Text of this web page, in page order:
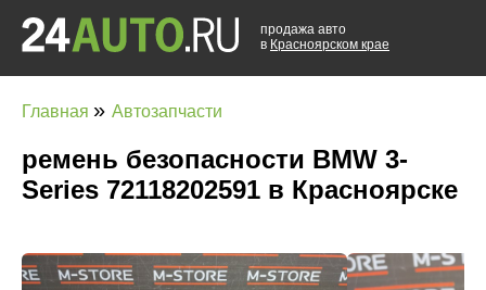
продажа авто
в Красноярском крае
Главная » Автозапчасти
ремень безопасности BMW 3-
Series 72118202591 в Красноярске